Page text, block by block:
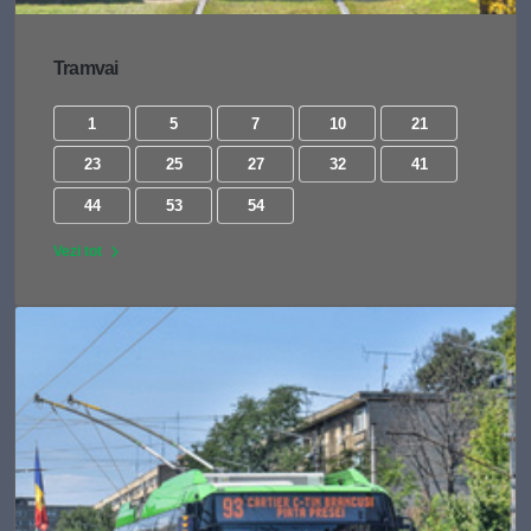
Tramvai
1 5 7 10 21
23 25 27 32 41
44 53 54
Vezi tot